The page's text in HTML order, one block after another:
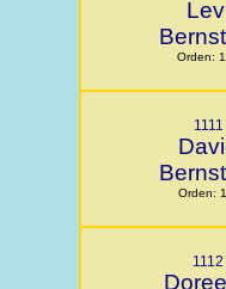
Orden:
1111
Orden:
1112